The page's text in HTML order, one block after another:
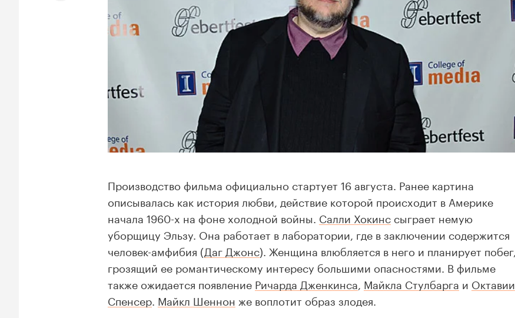
Производство фильма официально стартует 16 августа. Ранее картина
описывалась как история любви, действие которой происходит в Америке
начала 1960-х на фоне холодной войны. Салли Хокинс сыграет немую
уборщицу Эльзу. Она работает в лаборатории, где в заключении содержится
человек-амфибия (Даг Джонс). Женщина влюбляется в него и планирует побег,
грозящий ее романтическому интересу большими опасностями. В фильме
также ожидается появление Ричарда Дженкинса Майкла Стулбарга и Октавии
Спенсер Майкл Шеннон же воплотит образ злодея.